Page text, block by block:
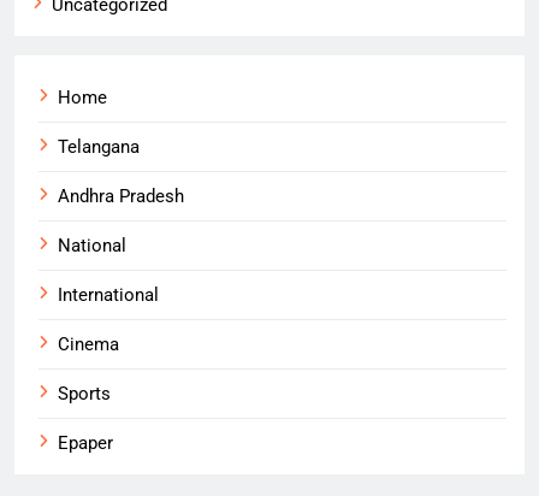
Uncategorized
Home
Telangana
Andhra Pradesh
National
International
Cinema
Sports
Epaper